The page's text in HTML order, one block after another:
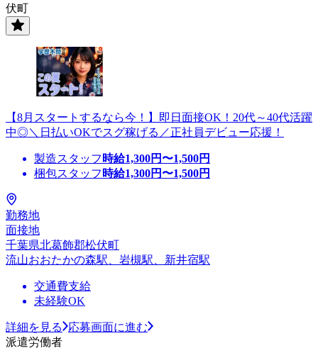
伏町
【8月スタートするなら今！】即日面接OK！20代～40代活躍
中◎＼日払いOKでスグ稼げる／正社員デビュー応援！
製造スタッフ 時給1,300円〜1,500円
梱包スタッフ 時給1,300円〜1,500円
勤務地
面接地
千葉県北葛飾郡松伏町
流山おおたかの森駅、岩槻駅、新井宿駅
交通費支給
未経験OK
詳細を見る
応募画面に進む
派遣労働者